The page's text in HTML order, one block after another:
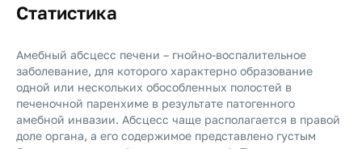
Статистика
Амебный абсцесс печени – гнойно-воспалительное
заболевание, для которого характерно образование
одной или нескольких обособленных полостей в
печеночной паренхиме в результате патогенного
амебной инвазии. Абсцесс чаще располагается в правой
доле органа, а его содержимое представлено густым